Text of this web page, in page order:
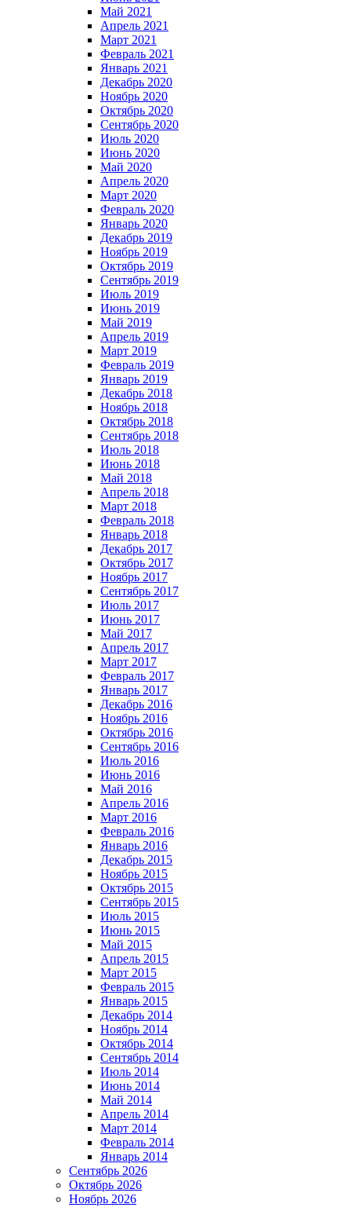
Май 2021
Апрель 2021
Март 2021
Февраль 2021
Январь 2021
Декабрь 2020
Ноябрь 2020
Октябрь 2020
Сентябрь 2020
Июль 2020
Июнь 2020
Май 2020
Апрель 2020
Март 2020
Февраль 2020
Январь 2020
Декабрь 2019
Ноябрь 2019
Октябрь 2019
Сентябрь 2019
Июль 2019
Июнь 2019
Май 2019
Апрель 2019
Март 2019
Февраль 2019
Январь 2019
Декабрь 2018
Ноябрь 2018
Октябрь 2018
Сентябрь 2018
Июль 2018
Июнь 2018
Май 2018
Апрель 2018
Март 2018
Февраль 2018
Январь 2018
Декабрь 2017
Октябрь 2017
Ноябрь 2017
Сентябрь 2017
Июль 2017
Июнь 2017
Май 2017
Апрель 2017
Март 2017
Февраль 2017
Январь 2017
Декабрь 2016
Ноябрь 2016
Октябрь 2016
Сентябрь 2016
Июль 2016
Июнь 2016
Май 2016
Апрель 2016
Март 2016
Февраль 2016
Январь 2016
Декабрь 2015
Ноябрь 2015
Октябрь 2015
Сентябрь 2015
Июль 2015
Июнь 2015
Май 2015
Апрель 2015
Март 2015
Февраль 2015
Январь 2015
Декабрь 2014
Ноябрь 2014
Октябрь 2014
Сентябрь 2014
Июль 2014
Июнь 2014
Май 2014
Апрель 2014
Март 2014
Февраль 2014
Январь 2014
Сентябрь 2026
Октябрь 2026
Ноябрь 2026